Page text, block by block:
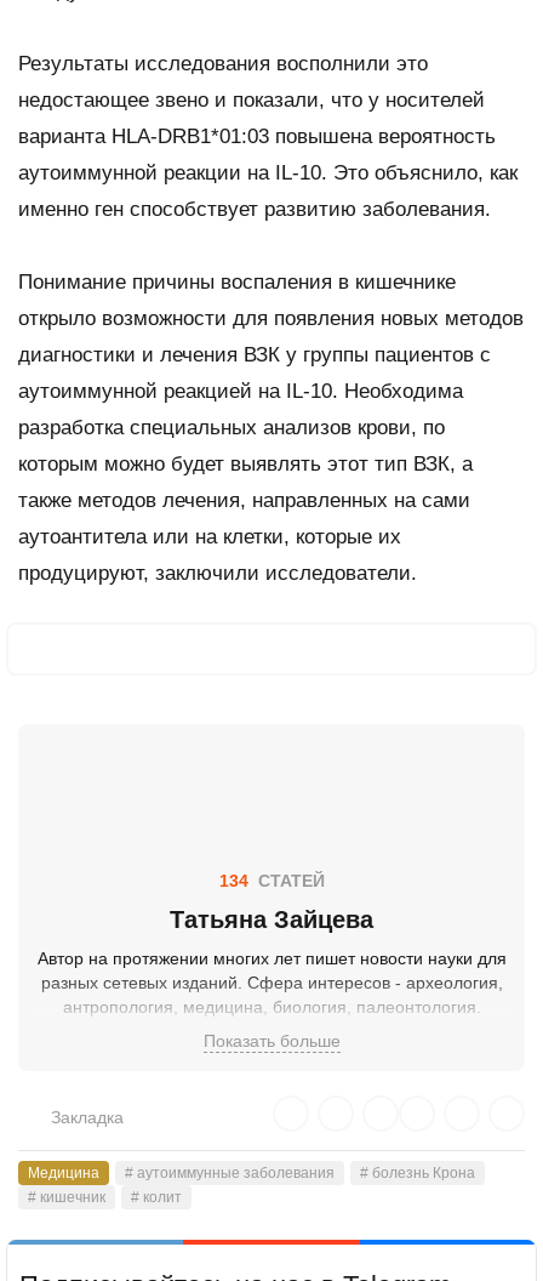
Результаты исследования восполнили это
недостающее звено и показали, что у носителей
варианта HLA-DRB1*01:03 повышена вероятность
аутоиммунной реакции на IL-10. Это объяснило, как
именно ген способствует развитию заболевания.
Понимание причины воспаления в кишечнике
открыло возможности для появления новых методов
диагностики и лечения ВЗК у группы пациентов с
аутоиммунной реакцией на IL-10. Необходима
разработка специальных анализов крови, по
которым можно будет выявлять этот тип ВЗК, а
также методов лечения, направленных на сами
аутоантитела или на клетки, которые их
продуцируют, заключили исследователи.
Татьяна Зайцева
134 СТАТЕЙ
Автор на протяжении многих лет пишет новости науки для
разных сетевых изданий. Сфера интересов - археология,
антропология, медицина, биология, палеонтология.
Показать больше
Закладка
Медицина # аутоиммунные заболевания
# болезнь Крона
# кишечник
# колит